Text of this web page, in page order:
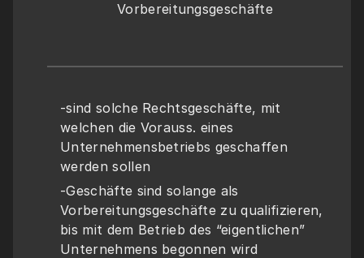
Vorbereitungsgeschäfte
-sind solche Rechtsgeschäfte, mit
welchen die Vorauss. eines
Unternehmensbetriebs geschaffen
werden sollen
-Geschäfte sind solange als
Vorbereitungsgeschäfte zu qualifizieren,
bis mit dem Betrieb des “eigentlichen”
Unternehmens begonnen wird